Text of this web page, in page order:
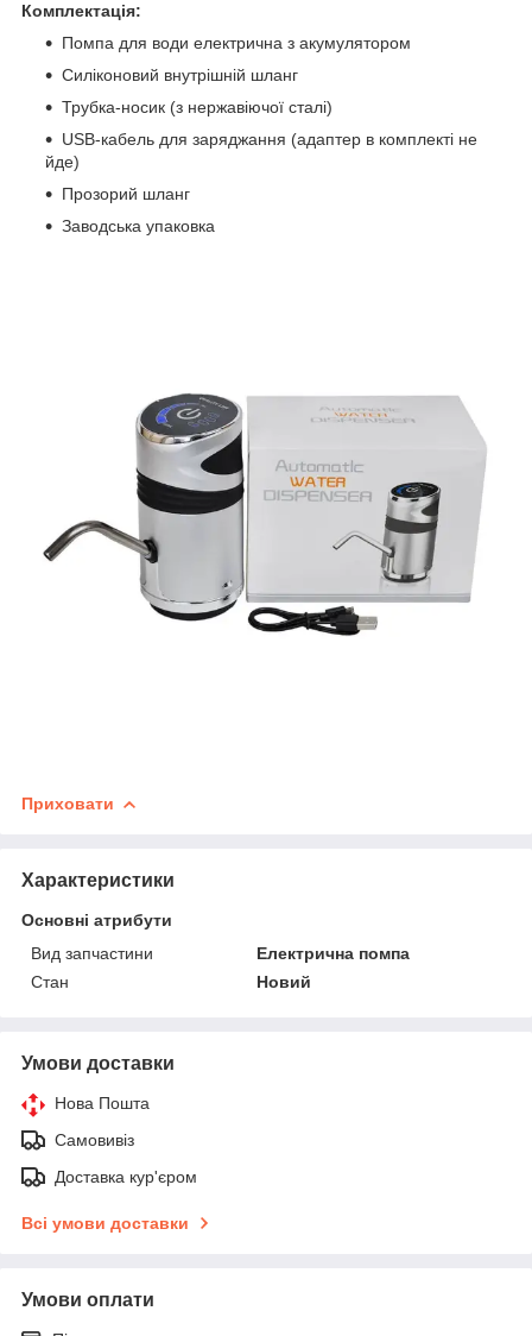
Комплектація:
Помпа для води електрична з акумулятором
Силіконовий внутрішній шланг
Трубка-носик (з нержавіючої сталі)
USB-кабель для заряджання (адаптер в комплекті не
йде)
Прозорий шланг
Заводська упаковка
Приховати
Характеристики
Основні атрибути
Вид запчастини
Електрична помпа
Стан
Новий
Умови доставки
Нова Пошта
Самовивіз
Доставка кур'єром
Всі умови доставки
Умови оплати